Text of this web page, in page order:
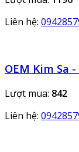
Liên hệ:
OEM Kim Sa
Lượt mua: 842
Liên hệ: